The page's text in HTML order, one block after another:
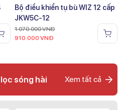
Bộ điều khiển tụ bù WIZ 12 cấp
JKW5C-12
1.070.000VNĐ
910.000 VNĐ
sóng hài Xem tất cả